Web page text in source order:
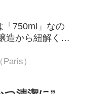
「750ml」なの
造から紐解く4
）